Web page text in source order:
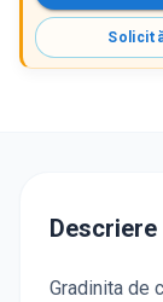
Descriere
Gradinita de